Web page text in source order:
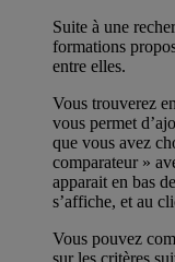
Suite à une
formations
entre elles.
Vous trouverez
vous permet
que vous avez
comparateur »
apparait en bas
s’affiche, et au
Vous pouvez
sur les critères